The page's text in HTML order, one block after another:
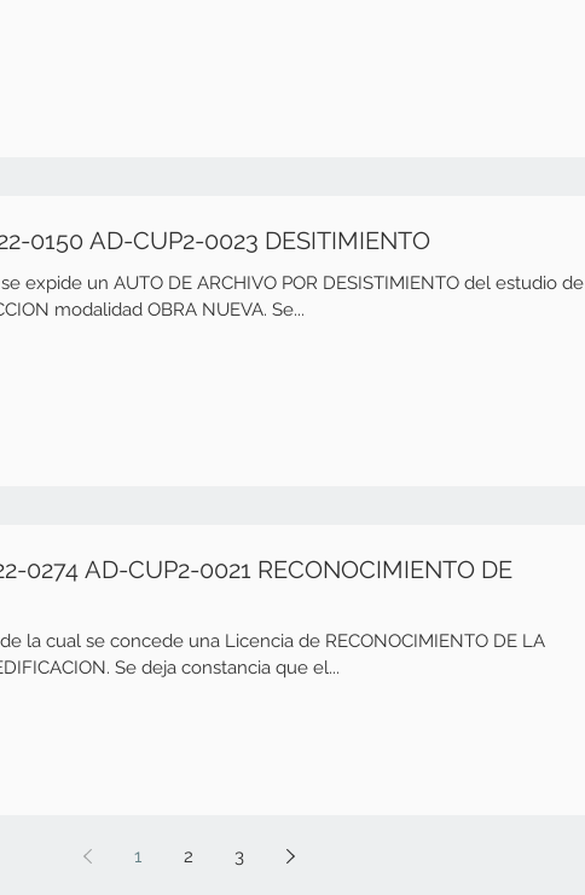
0150 AD-CUP2-0023 DESITIMIENTO
expide un AUTO DE ARCHIVO POR DESISTIMIENTO del estudio de
modalidad OBRA NUEVA. Se...
0274 AD-CUP2-0021 RECONOCIMIENTO DE
la cual se concede una Licencia de RECONOCIMIENTO DE LA
Se deja constancia que el...
1 2 3